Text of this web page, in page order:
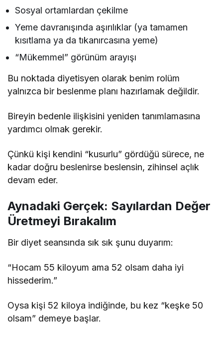
Sosyal ortamlardan çekilme
Yeme davranışında aşırılıklar (ya tamamen
kısıtlama ya da tıkanırcasına yeme)
“Mükemmel” görünüm arayışı
Bu noktada diyetisyen olarak benim rolüm
yalnızca bir beslenme planı hazırlamak değildir.
Bireyin bedenle ilişkisini yeniden tanımlamasına
yardımcı olmak gerekir.
Çünkü kişi kendini “kusurlu” gördüğü sürece, ne
kadar doğru beslenirse beslensin, zihinsel açlık
devam eder.
Aynadaki Gerçek: Sayılardan Değer
Üretmeyi Bırakalım
Bir diyet seansında sık sık şunu duyarım:
“Hocam 55 kiloyum ama 52 olsam daha iyi
hissederim.”
Oysa kişi 52 kiloya indiğinde, bu kez “keşke 50
olsam” demeye başlar.